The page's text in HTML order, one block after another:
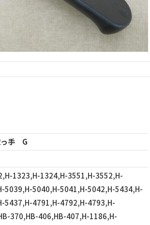
っ手 G
1323,H-1324,H-3551,H-3552,H-
5039,H-5040,H-5041,H-5042,H-5434,H-
5437,H-4791,H-4792,H-4793,H-
370,HB-406,HB-407,H-1186,H-